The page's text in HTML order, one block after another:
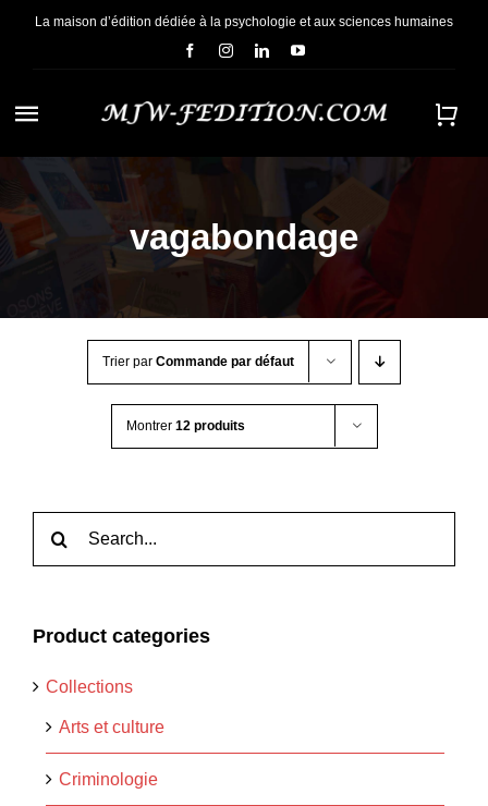
PasserLa maison d’édition dédiée à la psychologie et aux sciences humaines
Navigation
à
bascule
ACCUEIL
NOUS CONNAÎTRE
CONTACT
vagabondage
Trier par Commande par défaut
Montrer 12 produits
Product categories
Collections
Arts et culture
Criminologie